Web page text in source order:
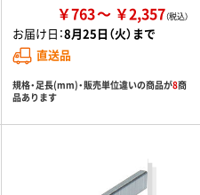
￥763 ￥2,357
お届け日：8月25日（火）まで
直送品
規格・足長(mm)・販売単位違いの商品が8商
品あります